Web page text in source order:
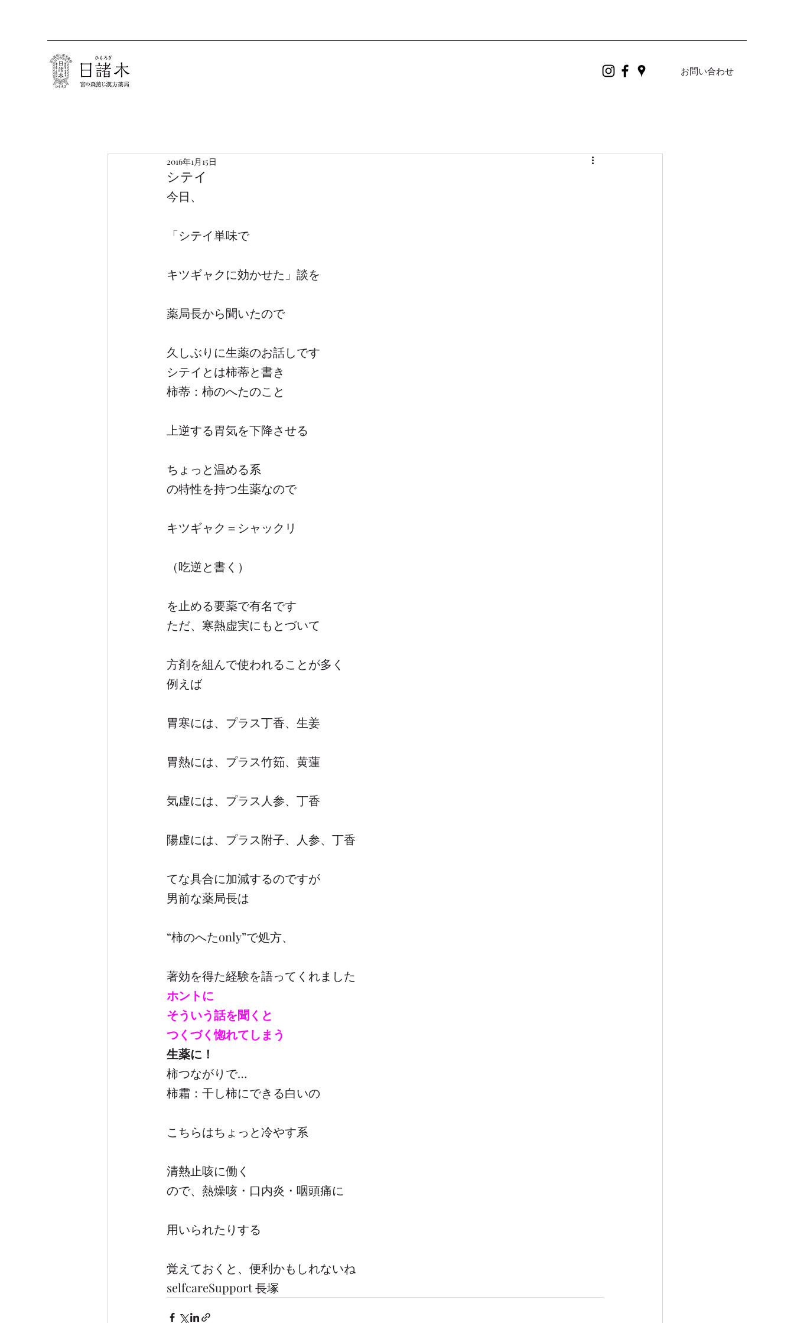
お問い合わせ
シテイ
2016年1月15日
今日、
「シテイ単味で
キツギャクに効かせた」談を
薬局長から聞いたので
久しぶりに生薬のお話しです
シテイとは柿蒂と書き
柿蒂：柿のへたのこと
上逆する胃気を下降させる
ちょっと温める系
の特性を持つ生薬なので
キツギャク＝シャックリ
（吃逆と書く）
を止める要薬で有名です
ただ、寒熱虚実にもとづいて
方剤を組んで使われることが多く
例えば
胃寒には、プラス丁香、生姜
胃熱には、プラス竹筎、黄蓮
気虚には、プラス人参、丁香
陽虚には、プラス附子、人参、丁香
てな具合に加減するのですが
男前な薬局長は
“柿のへたonly”で処方、
著効を得た経験を語ってくれました
ホントに
そういう話を聞くと
つくづく惚れてしまう
生薬に！
柿つながりで…
柿霜：干し柿にできる白いの
こちらはちょっと冷やす系
清熱止咳に働く
ので、熱燥咳・口内炎・咽頭痛に
用いられたりする
覚えておくと、便利かもしれないね
selfcareSupport 長塚